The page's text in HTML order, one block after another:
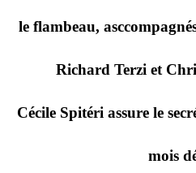
le flambeau,
Richard Terzi et
Cécile Spitéri assure le
mois